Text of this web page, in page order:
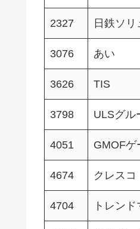
2327 日鉄ソ
3076 あい
3626 TIS
3798 ULSグル
4051 GMOFゲ
4674 クレスコ
4704 トレン